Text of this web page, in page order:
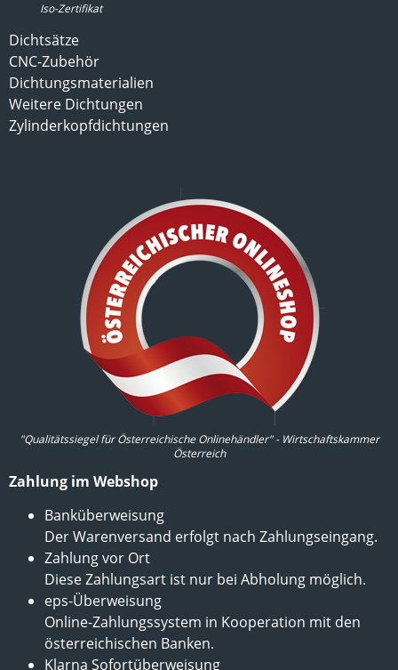
Iso-Zertifikat
Dichtsätze
CNC-Zubehör
Dichtungsmaterialien
Weitere Dichtungen
Zylinderkopfdichtungen
"Qualitätssiegel für Österreichische Onlinehändler" - Wirtschaftskammer
Österreich
Zahlung im Webshop
Banküberweisung
Der Warenversand erfolgt nach Zahlungseingang.
Zahlung vor Ort
Diese Zahlungsart ist nur bei Abholung möglich.
eps-Überweisung
Online-Zahlungssystem in Kooperation mit den
österreichischen Banken.
Klarna Sofortüberweisung